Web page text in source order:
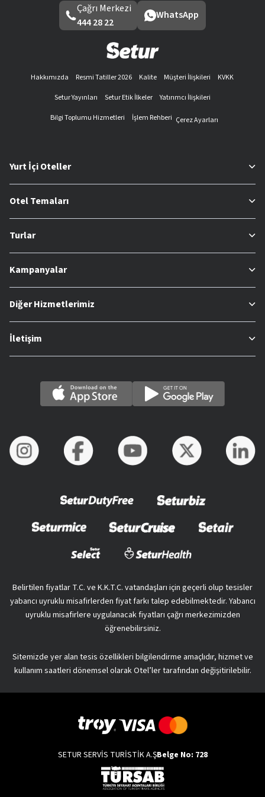
Çağrı Merkezi
444 28 22
WhatsApp
Hakkımızda Resmi Tatiller 2026 Kalite Müşteri İlişkileri
KVKK
Setur Yayınları
Setur Etik İlkeler
Yatırımcı İlişkileri
Bilgi Toplumu Hizmetleri
İşlem Rehberi Çerez Ayarları
Yurt İçi Oteller
Otel Temaları
Turlar
Kampanyalar
Diğer Hizmetlerimiz
İletişim
Belirtilen fiyatlar T.C. ve K.K.T.C. vatandaşları için geçerli olup tesisler
yabancı uyruklu misafirlerden fiyat farkı talep edebilmektedir. Yabancı
uyruklu misafirlere uygulanacak fiyatları çağrı merkezimizden
öğrenebilirsiniz.
Sitemizde yer alan tesis özellikleri bilgilendirme amaçlıdır, hizmet ve
kullanım saatleri dönemsel olarak Otel’ler tarafından değişitirilebilir.
SETUR SERVİS TURİSTİK A.ŞBelge No: 728